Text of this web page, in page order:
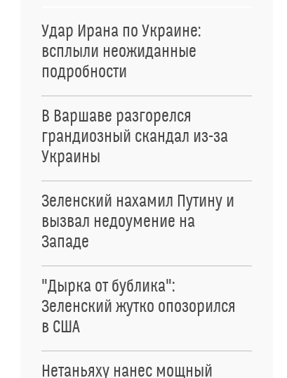
Удар Ирана по Украине:
всплыли неожиданные
подробности
В Варшаве разгорелся
грандиозный скандал из-за
Украины
Зеленский нахамил Путину и
вызвал недоумение на
Западе
"Дырка от бублика":
Зеленский жутко опозорился
в США
Нетаньяху нанес мощный